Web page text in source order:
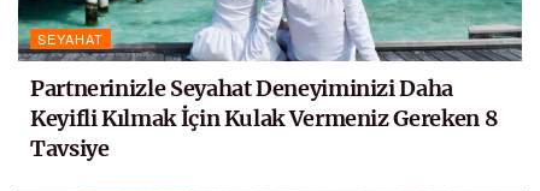
SEYAHAT
Partnerinizle Seyahat Deneyiminizi Daha
Keyifli Kılmak İçin Kulak Vermeniz Gereken 8
Tavsiye